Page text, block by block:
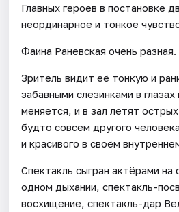
Главных героев в постановке
неординарное и тонкое
Фаина Раневская очень разная.
Зритель видит её тонкую и
забавными слезинками в
меняется, и в зал летят
будто совсем другого
и красивого в своём
Спектакль сыгран актёрами на
одном дыхании, спектакль-
восхищение, спектакль-дар